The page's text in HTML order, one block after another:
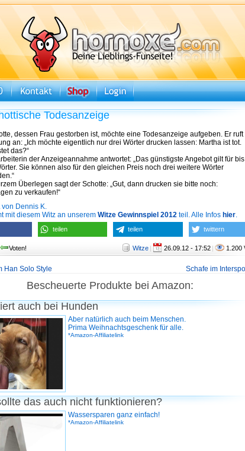
Todesanzeige
dessen Frau gestorben ist, möchte eine Todesanzeige aufgeben. Er ruft
an: „Ich möchte eigentlich nur drei Wörter drucken lassen: Martha ist tot.
das?“
der Anzeigeannahme antwortet: „Das günstigste Angebot gilt für
Sie können also für den gleichen Preis noch drei weitere Wörter
Überlegen sagt der Schotte: „Gut, dann drucken sie bitte noch:
zu verkaufen!“
von Dennis K.
mit diesem Witz an unserem Witze Gewinnspiel 2012 teil. Alle Infos hier.
teilen teilen twittern
Voten! Witze | 26.09.12 - 17:52 | 1.200
Han Solo Style Schafe im
Bescheuerte Produkte bei Amazon:
auch bei Hunden
Aber natürlich auch beim Menschen.
Prima Weihnachtsgeschenk für alle.
*Amazon-Affiliatelink
das auch nicht funktionieren?
Wassersparen ganz einfach!
*Amazon-Affiliatelink